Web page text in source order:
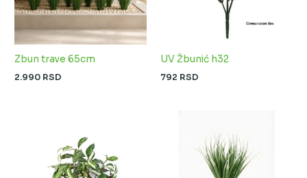
Zbun trave 65cm
2.990 RSD
UV Žbunić h32
792 RSD